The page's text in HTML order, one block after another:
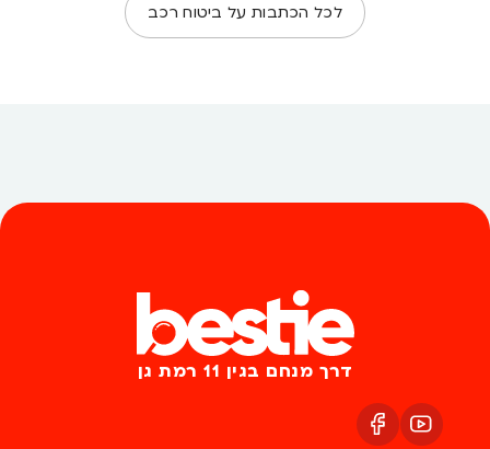
לכל הכתבות על ביטוח רכב
דרך מנחם בגין 11 רמת גן